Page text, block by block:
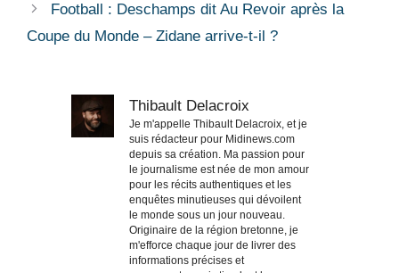
Football : Deschamps dit Au Revoir après la
Coupe du Monde – Zidane arrive-t-il ?
Thibault Delacroix
Je m'appelle Thibault Delacroix, et je
suis rédacteur pour Midinews.com
depuis sa création. Ma passion pour
le journalisme est née de mon amour
pour les récits authentiques et les
enquêtes minutieuses qui dévoilent
le monde sous un jour nouveau.
Originaire de la région bretonne, je
m'efforce chaque jour de livrer des
informations précises et